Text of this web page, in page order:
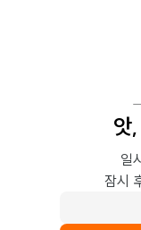
앗
일
잠시